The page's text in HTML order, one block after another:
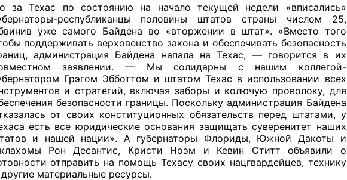
за Техас по состоянию на начало текущей недели «вписались»
республиканцы половины штатов страны числом 25,
уже самого Байдена во «вторжении в штат». «Вместо того
поддерживать верховенство закона и обеспечивать безопасность
администрация Байдена напала на Техас, — говорится в их
заявлении. — Мы солидарны с нашим коллегой-
Грэгом Эбботтом и штатом Техас в использовании всех
и стратегий, включая заборы и колючую проволоку, для
безопасности границы. Поскольку администрация Байдена
от своих конституционных обязательств перед штатами, у
есть все юридические основания защищать суверенитет наших
и нашей нации». А губернаторы Флориды, Южной Дакоты и
Рон Десантис, Кристи Ноэм и Кевин Ститт объявили о
отправить на помощь Техасу своих нацгвардейцев, технику
материальные ресурсы.